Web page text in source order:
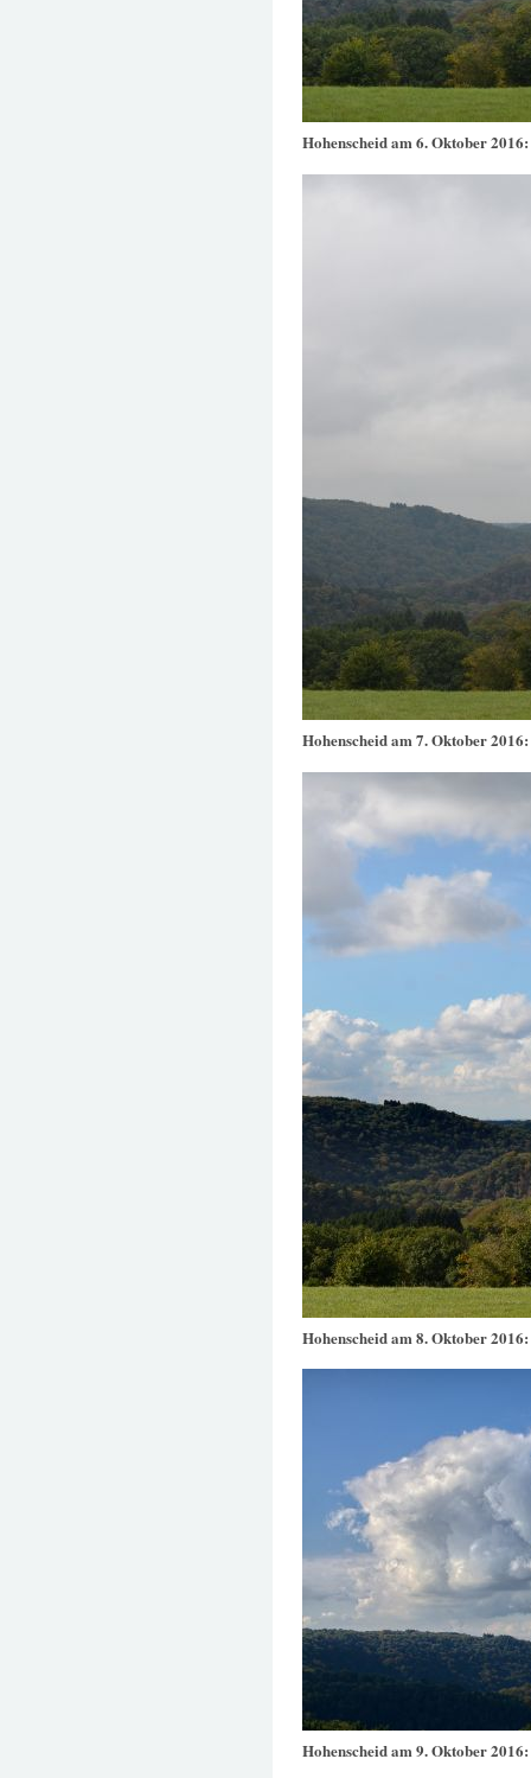
Hohenscheid am 6. Oktober 2016:
Hohenscheid am 7. Oktober 2016:
Hohenscheid am 8. Oktober 2016:
Hohenscheid am 9. Oktober 2016: